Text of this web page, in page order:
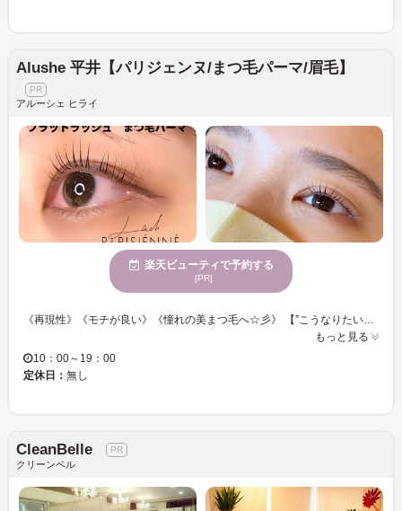
Alushe 平井【パリジェンヌ/まつ毛パーマ/眉毛】
アルーシェ ヒライ
楽天ビューティで予約する
[PR]
もっと見る
10：00～19：00
定休日： 無し
CleanBelle
クリーンベル